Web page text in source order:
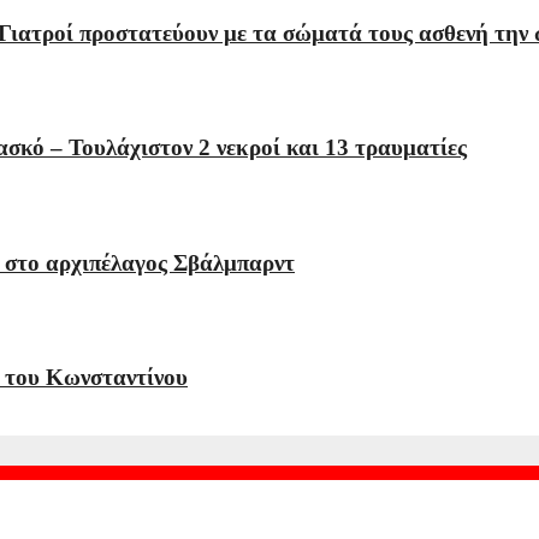
προστατεύουν με τα σώματά τους ασθενή την
– Τουλάχιστον 2 νεκροί και 13 τραυματίες
αρχιπέλαγος Σβάλμπαρντ
Κωνσταντίνου